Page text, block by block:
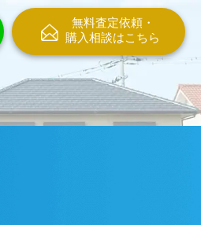
無料査定依頼・
購入相談はこちら